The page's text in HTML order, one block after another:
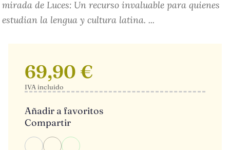
mirada de Luces: Un recurso invaluable para quienes
estudian la lengua y cultura latina. ...
69,90 €
IVA incluido
Añadir a favoritos
Compartir